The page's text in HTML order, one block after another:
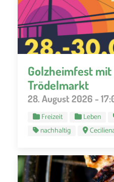
Golzheimfest
Trödelmarkt
28. August 2026 -
Freizeit Leben
nachhaltig